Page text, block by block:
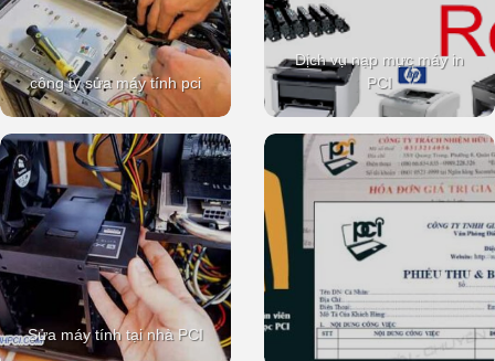
công ty sửa máy tính pci
Dịch vụ nạp mực máy in
PCI
Sửa máy tính tại nhà PCI